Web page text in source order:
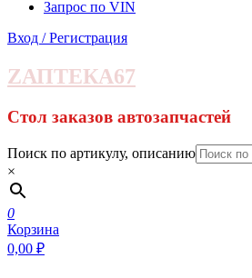
Запрос по VIN
Вход / Регистрация
ZАПТЕКА67
Стол заказов автозапчастей
Поиск по артикулу, описанию
×
0
Корзина
0,00 ₽